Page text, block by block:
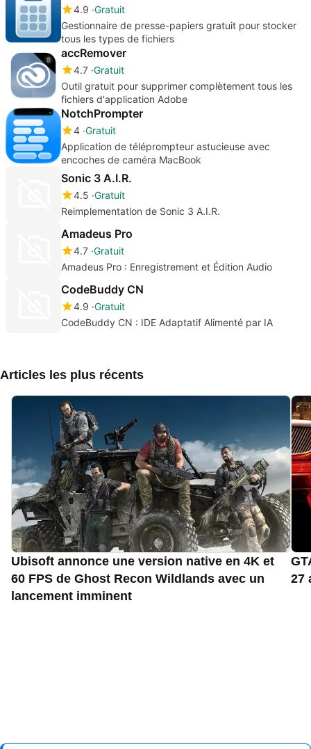
4.9 Gratuit
Gestionnaire de presse-papiers gratuit pour stocker
tous les types de fichiers
accRemover
4.7 Gratuit
Outil gratuit pour supprimer complètement tous les
fichiers d'application Adobe
NotchPrompter
4 Gratuit
Application de téléprompteur astucieuse avec
encoches de caméra MacBook
Sonic 3 A.I.R.
4.5 Gratuit
Reimplementation de Sonic 3 A.I.R.
Amadeus Pro
4.7 Gratuit
Amadeus Pro : Enregistrement et Édition Audio
CodeBuddy CN
4.9 Gratuit
CodeBuddy CN : IDE Adaptatif Alimenté par IA
Articles les plus récents
Ubisoft annonce une version native en 4K et
60 FPS de Ghost Recon Wildlands avec un
lancement imminent
27